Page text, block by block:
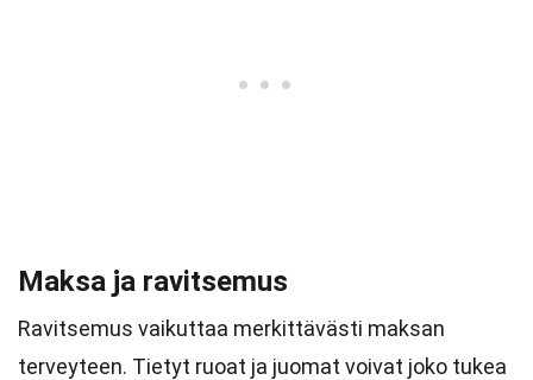
Maksa ja ravitsemus
Ravitsemus vaikuttaa merkittävästi maksan
terveyteen. Tietyt ruoat ja juomat voivat joko tukea